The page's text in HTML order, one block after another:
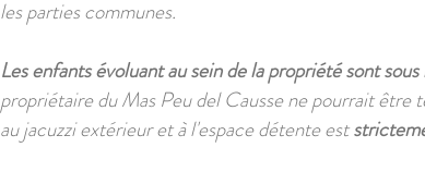
les parties communes.
Les enfants évoluant au sein de la propriété sont
propriétaire du Mas Peu del Causse ne pourrait être
au jacuzzi extérieur et à l'espace détente est